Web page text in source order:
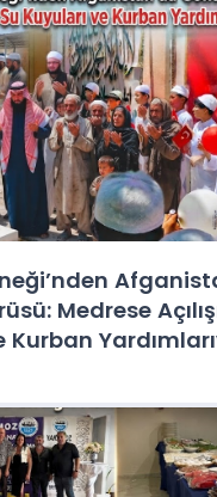
Medrese
Kurban